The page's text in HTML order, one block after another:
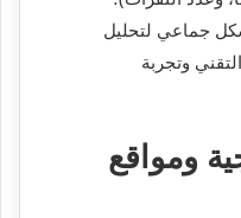
جماعي لتحليل
وتجربة
ومواقع